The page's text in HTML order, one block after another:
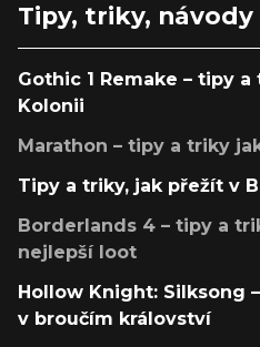
Tipy, triky, návody
Gothic 1 Remake – tipy
Kolonii
Marathon – tipy a triky
Tipy a triky, jak přežít v
Borderlands 4 – tipy a
nejlepší loot
Hollow Knight: Silksong
v broučím království